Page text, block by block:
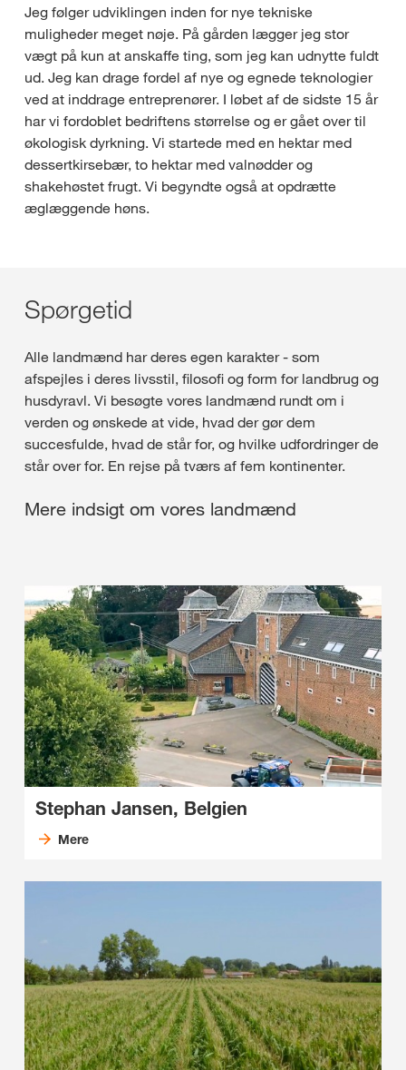
Jeg følger udviklingen inden for nye tekniske
muligheder meget nøje. På gården lægger jeg stor
vægt på kun at anskaffe ting, som jeg kan udnytte fuldt
ud. Jeg kan drage fordel af nye og egnede teknologier
ved at inddrage entreprenører. I løbet af de sidste 15 år
har vi fordoblet bedriftens størrelse og er gået over til
økologisk dyrkning. Vi startede med en hektar med
dessertkirsebær, to hektar med valnødder og
shakehøstet frugt. Vi begyndte også at opdrætte
æglæggende høns.
Spørgetid
Alle landmænd har deres egen karakter - som
afspejles i deres livsstil, filosofi og form for landbrug og
husdyravl. Vi besøgte vores landmænd rundt om i
verden og ønskede at vide, hvad der gør dem
succesfulde, hvad de står for, og hvilke udfordringer de
står over for. En rejse på tværs af fem kontinenter.
Mere indsigt om vores landmænd
Stephan Jansen, Belgien
Mere